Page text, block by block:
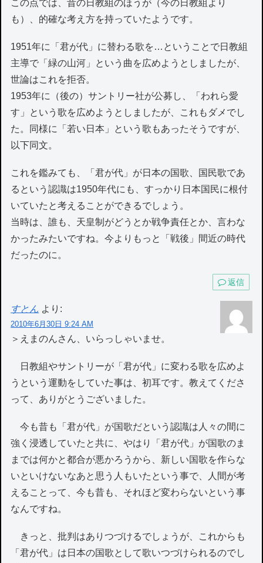
この点では、昔の日教組のほうが（今の日教組より
も）、的確な考え方を持っていたようです。
1951年に「君が代」に替わる歌を…ということで日教組
主導で「緑の山河」という曲を広めようとしましたが、
世論はこれを拒否。
1953年に（後の）サントリー社が公募し、「われら愛
す」という歌を広めようとしましたが、これもダメでし
た。同様に「若い日本」という歌もあったそうですが、
以下同文。
これを鑑みても、「君が代」が日本の国歌、国民歌であ
るという認識は1950年代にも、すっかり日本国民に根付
いていたと考えることができるでしょう。
当時は、誰も、天皇制がどうとか戦争責任とか、言わな
かったみたいですね。今よりもっと「戦後」間近の時代
だったのに。
返信
すとん より:
2010年6月30日 9:24 AM
＞えまのんさん、いらっしゃいませ。
日教組やサントリーが「君が代」に変わる歌を広めよ
うという運動をしていた事は、初耳です。教えてくださ
って、ありがとうございました。
今も昔も「君が代」が国歌だという認識は人々の間に
強く浸透していたと共に、やはり「君が代」が国歌のま
までは何かと都合が悪かろうから、新しい国歌を作らな
いといけないなあと思う人もいたという事で、人間が考
えることって、今も昔も、それほど変わらないという事
なんですね。
きっと、批判はありつづけるでしょうが、これからも
「君が代」は日本の国歌として歌いつづけられるのでし